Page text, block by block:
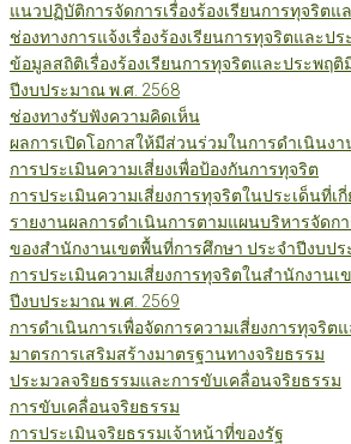
แนวปฏิบัติการจัดการเรื่องร้องเรียนการทุจริต
ช่องทางการแจ้งเรื่องร้องเรียนการทุจริตและป
ข้อมูลสถิติเรื่องร้องเรียนการทุจริตและประพฤติ
ปีงบประมาณ พ.ศ. 2568
ช่องทางรับฟังความคิดเห็น
ผลการเปิดโอกาสให้มีส่วนร่วมในการดำเนินง
การประเมินความเสี่ยงเพื่อป้องกันการทุจริต
การประเมินความเสี่ยงการทุจริตในประเด็นที่เ
รายงานผลการดำเนินการตามแผนบริหารจัดก
ของสำนักงานเขตพื้นที่การศึกษา ประจำปีงบป
การประเมินความเสี่ยงการทุจริตในสำนักงาน
ปีงบประมาณ พ.ศ. 2569
การดำเนินการเพื่อจัดการความเสี่ยงการทุจริต
มาตรการเสริมสร้างมาตรฐานทางจริยธรรม
ประมวลจริยธรรมและการขับเคลื่อนจริยธรรม
การขับเคลื่อนจริยธรรม
การประเมินจริยธรรมเจ้าหน้าที่ของรัฐ